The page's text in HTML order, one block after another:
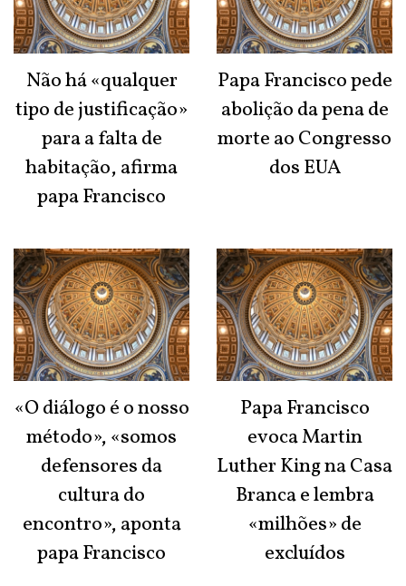
Não há «qualquer
tipo de justificação»
para a falta de
habitação, afirma
papa Francisco
Papa Francisco pede
abolição da pena de
morte ao Congresso
dos EUA
«O diálogo é o nosso
método», «somos
defensores da
cultura do
encontro», aponta
papa Francisco
Papa Francisco
evoca Martin
Luther King na Casa
Branca e lembra
«milhões» de
excluídos